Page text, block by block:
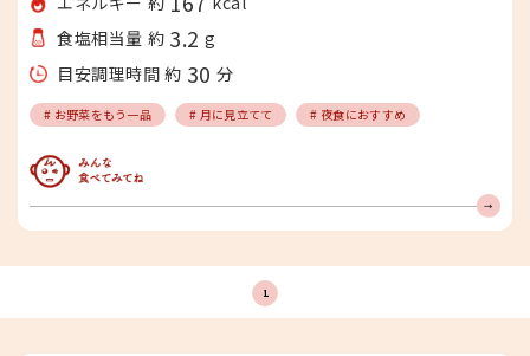
食塩相当量 約 3.2 g
目安調理時間 約 30 分
# お野菜をもう一品 # 月に見立てて # 夜食におすすめ
みんな食べてみてね
1